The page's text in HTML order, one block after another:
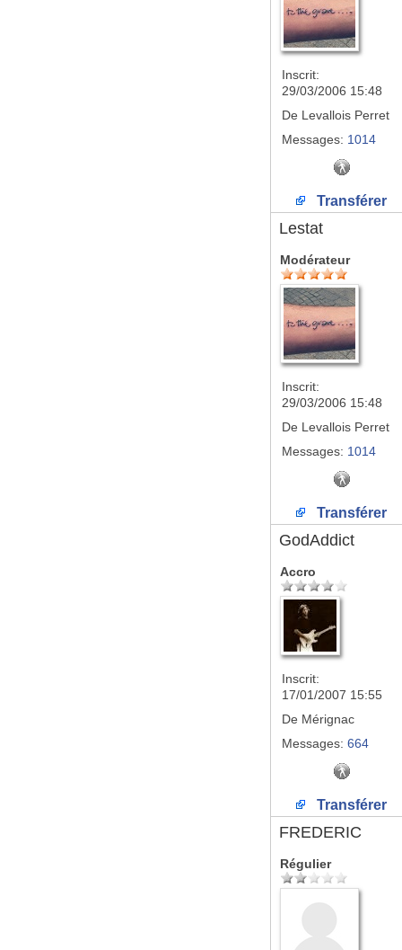
Inscrit:
29/03/2006 15:48
De Levallois Perret
Messages: 1014
Transférer
Lestat
Modérateur
Inscrit:
29/03/2006 15:48
De Levallois Perret
Messages: 1014
Transférer
GodAddict
Accro
Inscrit:
17/01/2007 15:55
De Mérignac
Messages: 664
Transférer
FREDERIC
Régulier